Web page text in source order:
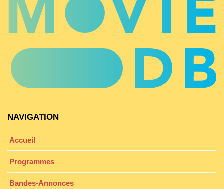
NAVIGATION
Accueil
Programmes
Bandes-Annonces